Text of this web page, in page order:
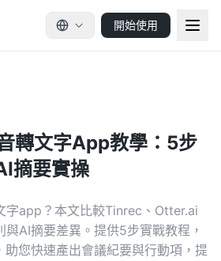
開始使用
轉文字App教學：5步
摘要實操
字app？本文比較Tinrec、Otter.ai
AI摘要差異。提供5步實戰教程，
您快速產出會議紀要與行動項，提